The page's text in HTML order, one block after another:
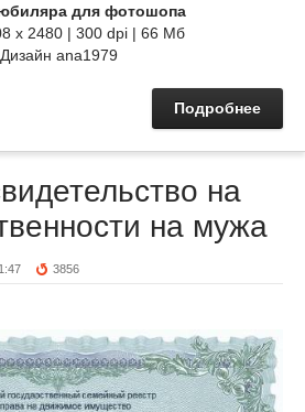
для фотошопа
x 2480 | 300 dpi | 66 Мб
Дизайн аnа1979
Подробнее
на
на мужа
3856